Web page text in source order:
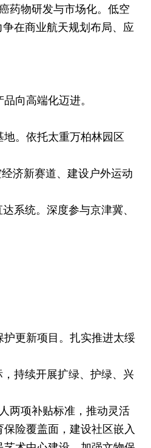
药物研发与市场化。低空
在商业航天规划布局、应
向高端化迈进。
。依托太重万柏林园区
济新赛道、建设户外运动
系统。深度参与京津冀、
更新项目。扎实推进太绥
持续开展扩绿、护绿、兴
两项补贴标准，推动灵活
险覆盖面，建设社区嵌入